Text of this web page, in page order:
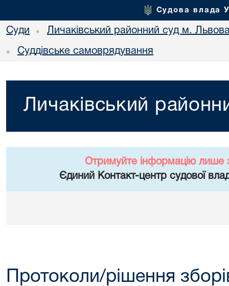
Судова влада
Суди • Личаківський районний суд м.
• Суддівське самоврядування
Личаківський
Отримуйте інформацію лише
Єдиний Контакт-центр судової
Протоколи/рішення